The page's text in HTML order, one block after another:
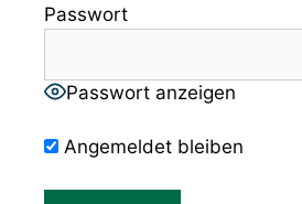
Passwort
Passwort anzeigen
Angemeldet bleiben